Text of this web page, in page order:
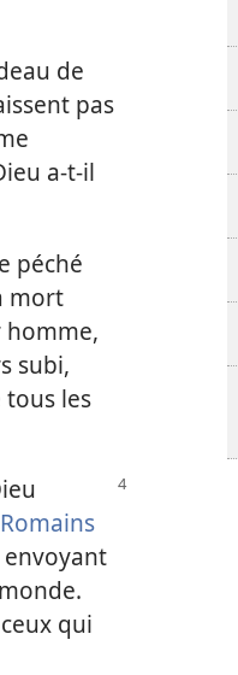
de
pas
a-​t-​il
péché
mort
homme,
subi,
tous les
Romains
qui